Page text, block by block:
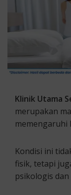
Klinik Utama
merupakan
memengaruhi
Kondisi ini
fisik, tetapi
psikologis